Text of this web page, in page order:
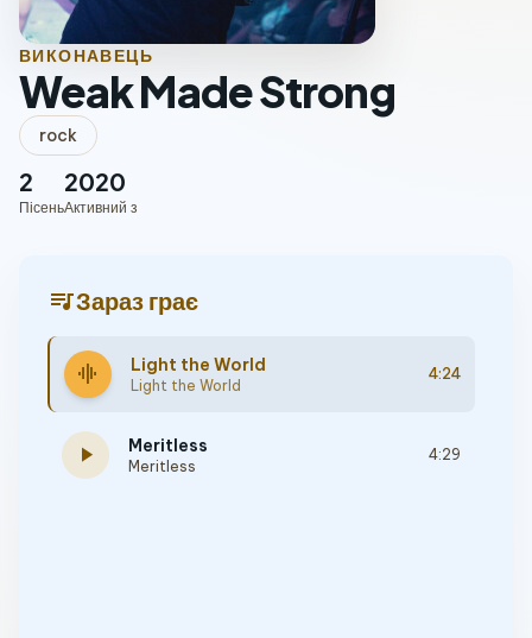
ВИКОНАВЕЦЬ
Weak Made Strong
rock
2
Пісень
2020
Активний з
queue_musicЗараз грає
graphic_eq Light the World
Light the World
4:24
play_arrow Meritless
Meritless
4:29